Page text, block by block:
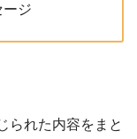
ジ
られた内容をまと